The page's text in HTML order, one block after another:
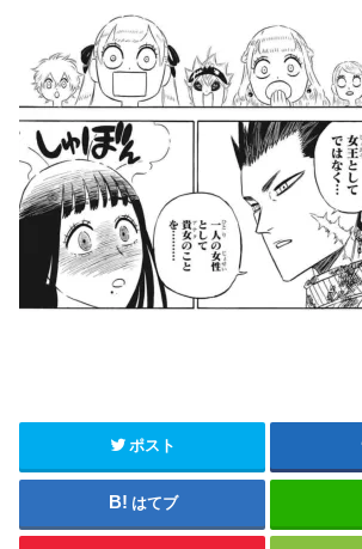
ポスト
はてブ